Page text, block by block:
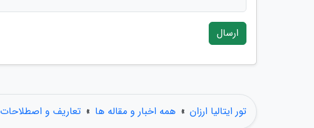
ارسال
تور ایتالیا ارزان » همه اخبار و مقاله ها » تعاریف و اصطلاحات